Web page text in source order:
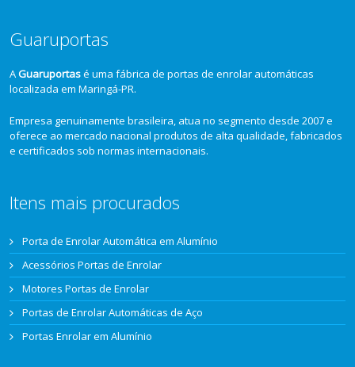
Guaruportas
AGuaruportasé uma fábrica de portas de enrolar automáticas
localizada em Maringá-PR.
Empresa genuinamente brasileira, atua no segmento desde 2007 e
oferece ao mercado nacional produtos de alta qualidade, fabricados
e certificados sob normas internacionais.
Itens mais procurados
Porta de Enrolar Automática em Alumínio
Acessórios Portas de Enrolar
Motores Portas de Enrolar
Portas de Enrolar Automáticas de Aço
Portas Enrolar em Alumínio